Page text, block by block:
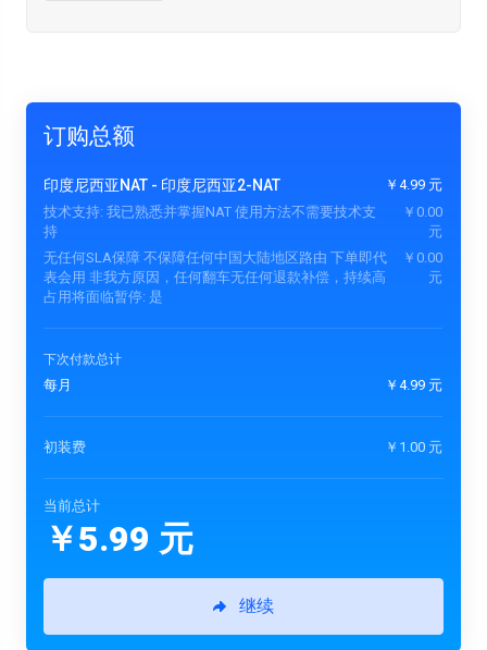
订购总额
印度尼西亚NAT - 印度尼西亚2-NAT
￥4.99 元
技术支持: 我已熟悉并掌握NAT 使用方法不需要技术支
持
￥0.00
元
无任何SLA保障 不保障任何中国大陆地区路由 下单即代
表会用 非我方原因，任何翻车无任何退款补偿，持续高
占用将面临暂停: 是
￥0.00
元
下次付款总计
每月 ￥4.99 元
初装费 ￥1.00 元
当前总计
￥5.99 元
继续